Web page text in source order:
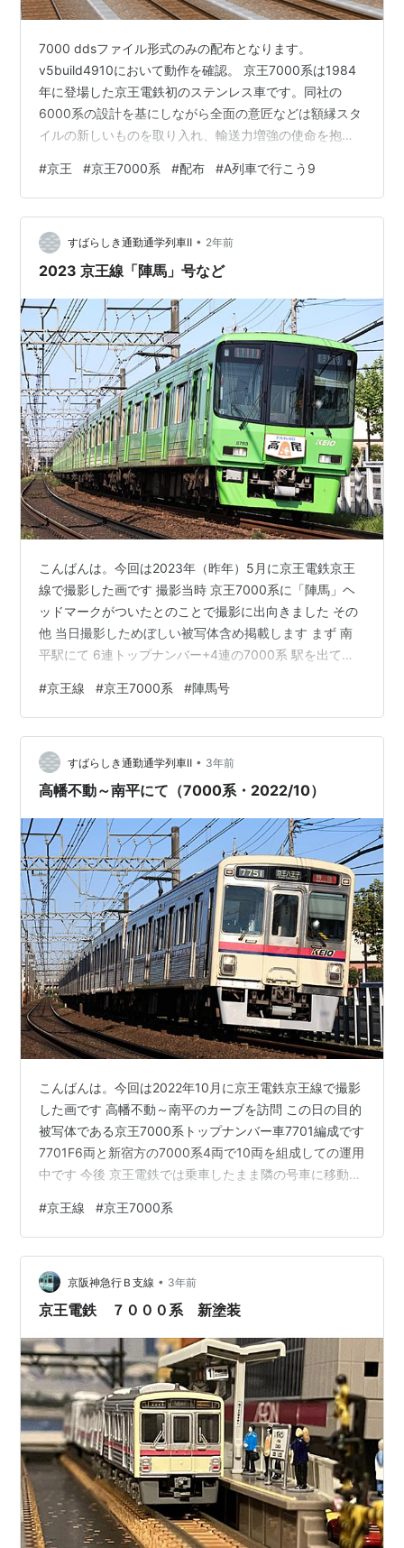
7000 ddsファイル形式のみの配布となります。
v5build4910において動作を確認。 京王7000系は1984
年に登場した京王電鉄初のステンレス車です。同社の
6000系の設計を基にしながら全面の意匠などは額縁スタ
イルの新しいものを取り入れ、輸送力増強の使命を抱え
車、プレス車体になった二次車など複数の形態を収録し
ています。 ダウンロード↓ ux.getuploader.com
#京王 #京王7000系 #配布 #A列車で行こう9
すばらしき通勤通学列車Ⅱ • 2年前
2023 京王線「陣馬」号など
こんばんは。今回は2023年（昨年）5月に京王電鉄京王
線で撮影した画です 撮影当時 京王7000系に「陣馬」ヘ
ッドマークがついたとのことで撮影に出向きました その
他 当日撮影しためぼしい被写体含め掲載します まず 南
平駅にて 6連トップナンバー+4連の7000系 駅を出て沿
無骨で渋いカッコよさ （ネット画像でしか見たことあり
ませんが より東武10000系っぽくみえる京王7000系登
場時の銀の顔で赤帯だけのリバイバルがあるといいなと
期待したいところですw） 7777 こういうデザインや雰囲
気はもう新車から生まれることはないでしょう…だから…
#京王線 #京王7000系 #陣馬号
すばらしき通勤通学列車Ⅱ • 3年前
高幡不動～南平にて（7000系・2022/10）
こんばんは。今回は2022年10月に京王電鉄京王線で撮影
した画です 高幡不動～南平のカーブを訪問 この日の目的
被写体である京王7000系トップナンバー車7701編成です
7701F6両と新宿方の7000系4両で10両を組成しての運用
中です 今後 京王電鉄では乗車したまま隣の号車に移動で
とか６+４とかの編成は見られなくなってゆくようです
東武鉄道みたいに中央貫通扉持ちの運転台車両同士の連
結箇所を幌とわたり板でつなぐとかはしないみたいです
ね こちらの編成も撮れそうでしたので 正面に夕日を浴び
る7726編成 この編成は10両編成車の7000系ですの…
#京王線 #京王7000系
京阪神急行Ｂ支線 • 3年前
京王電鉄 ７０００系 新塗装